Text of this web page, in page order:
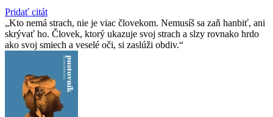
Pridať citát
Kto nemá strach, nie je viac človekom. Nemusíš sa zaň hanbiť, ani
skrývať ho. Človek, ktorý ukazuje svoj strach a slzy rovnako hrdo
ako svoj smiech a veselé oči, si zaslúži obdiv.